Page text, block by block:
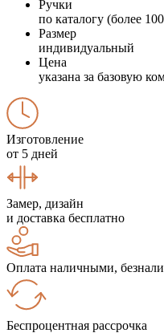
Ручки
по каталогу (более
Размер
индивидуальный
Цена
указана за базовую
Изготовление
от 5 дней
Замер, дизайн
и доставка бесплатно
Оплата наличными,
Беспроцентная рассрочка